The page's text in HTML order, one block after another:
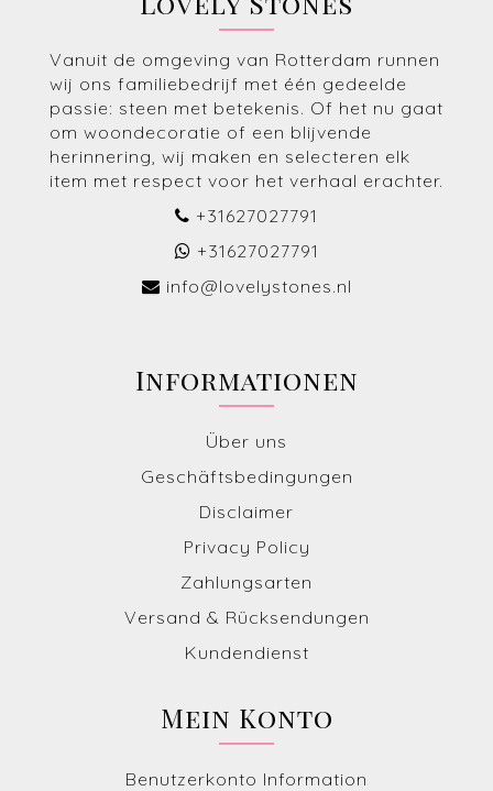
Vanuit de omgeving van Rotterdam runnen
wij ons familiebedrijf met één gedeelde
passie: steen met betekenis. Of het nu gaat
om woondecoratie of een blijvende
herinnering, wij maken en selecteren elk
item met respect voor het verhaal erachter.
+31627027791
+31627027791
info@lovelystones.nl
Informationen
Über uns
Geschäftsbedingungen
Disclaimer
Privacy Policy
Zahlungsarten
Versand & Rücksendungen
Kundendienst
Mein Konto
Benutzerkonto Information